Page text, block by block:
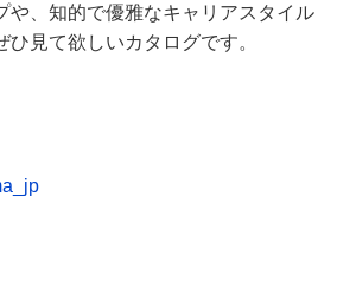
や、知的で優雅なキャリアスタイル
ひ見て欲しいカタログです。